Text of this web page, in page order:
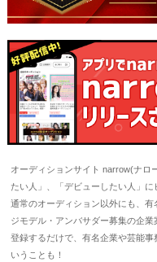
オーディションサイト narrow(ナロ
たい人」、「デビューしたい人」に
通常のオーディション以外にも、
ジモデル・アンバサダー募集の企業
登録するだけで、有名企業や芸能
いうことも！